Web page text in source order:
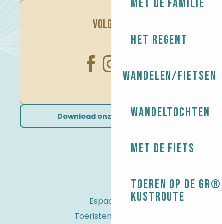
Met de familie
Het regent
Wandelen/Fietsen
Wandeltochten
Met de fiets
Toeren op de
kustroute
VOLG ONS
Download onze brochures
Espace Pro
Toeristenbelasting